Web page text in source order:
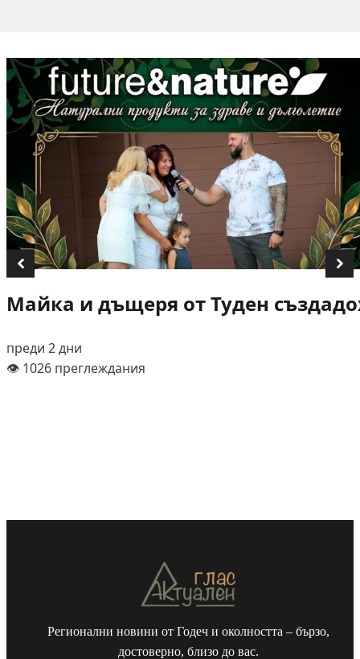
Майка и дъщеря от Туден
преди 2 дни
👁️ 1026 преглеждания
Регионални новини от Годеч и околността – бързо,
достоверно, близо до вас.